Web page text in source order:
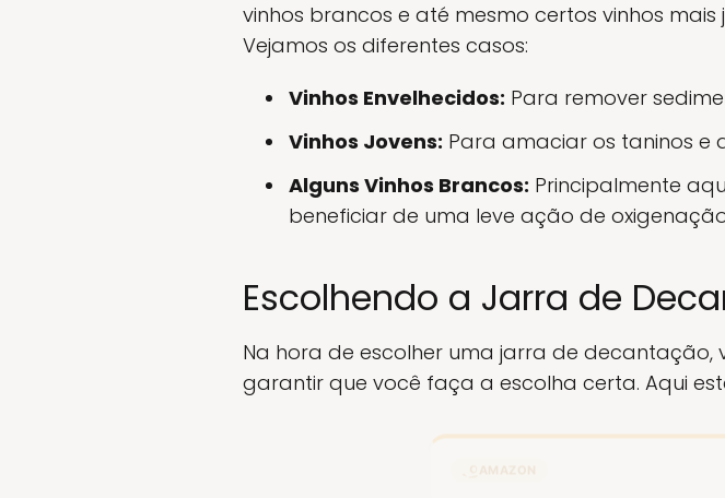
vinhos brancos e até mesmo certos vinhos
Vejamos os diferentes casos:
Vinhos Envelhecidos: Para remover
Vinhos Jovens: Para amaciar os taninos e
Alguns Vinhos Brancos: Principalmente
beneficiar de uma leve ação de
Escolhendo a Jarra de
Na hora de escolher uma jarra de
garantir que você faça a escolha certa. Aqui
AMAZON